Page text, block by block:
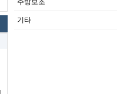
주방보조
기타